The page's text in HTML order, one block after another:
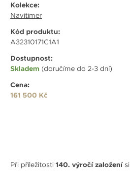
Kolekce:
Navitimer
Kód produktu:
A32310171C1A1
Dostupnost:
Skladem (doručíme do 2-3 dní)
Cena:
161 500 Kč
Při příležitosti 140. výročí založenísi